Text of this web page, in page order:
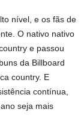
nível, e os fãs de
O nativo nativo
e passou
da Billboard
country. E
contínua,
seja mais